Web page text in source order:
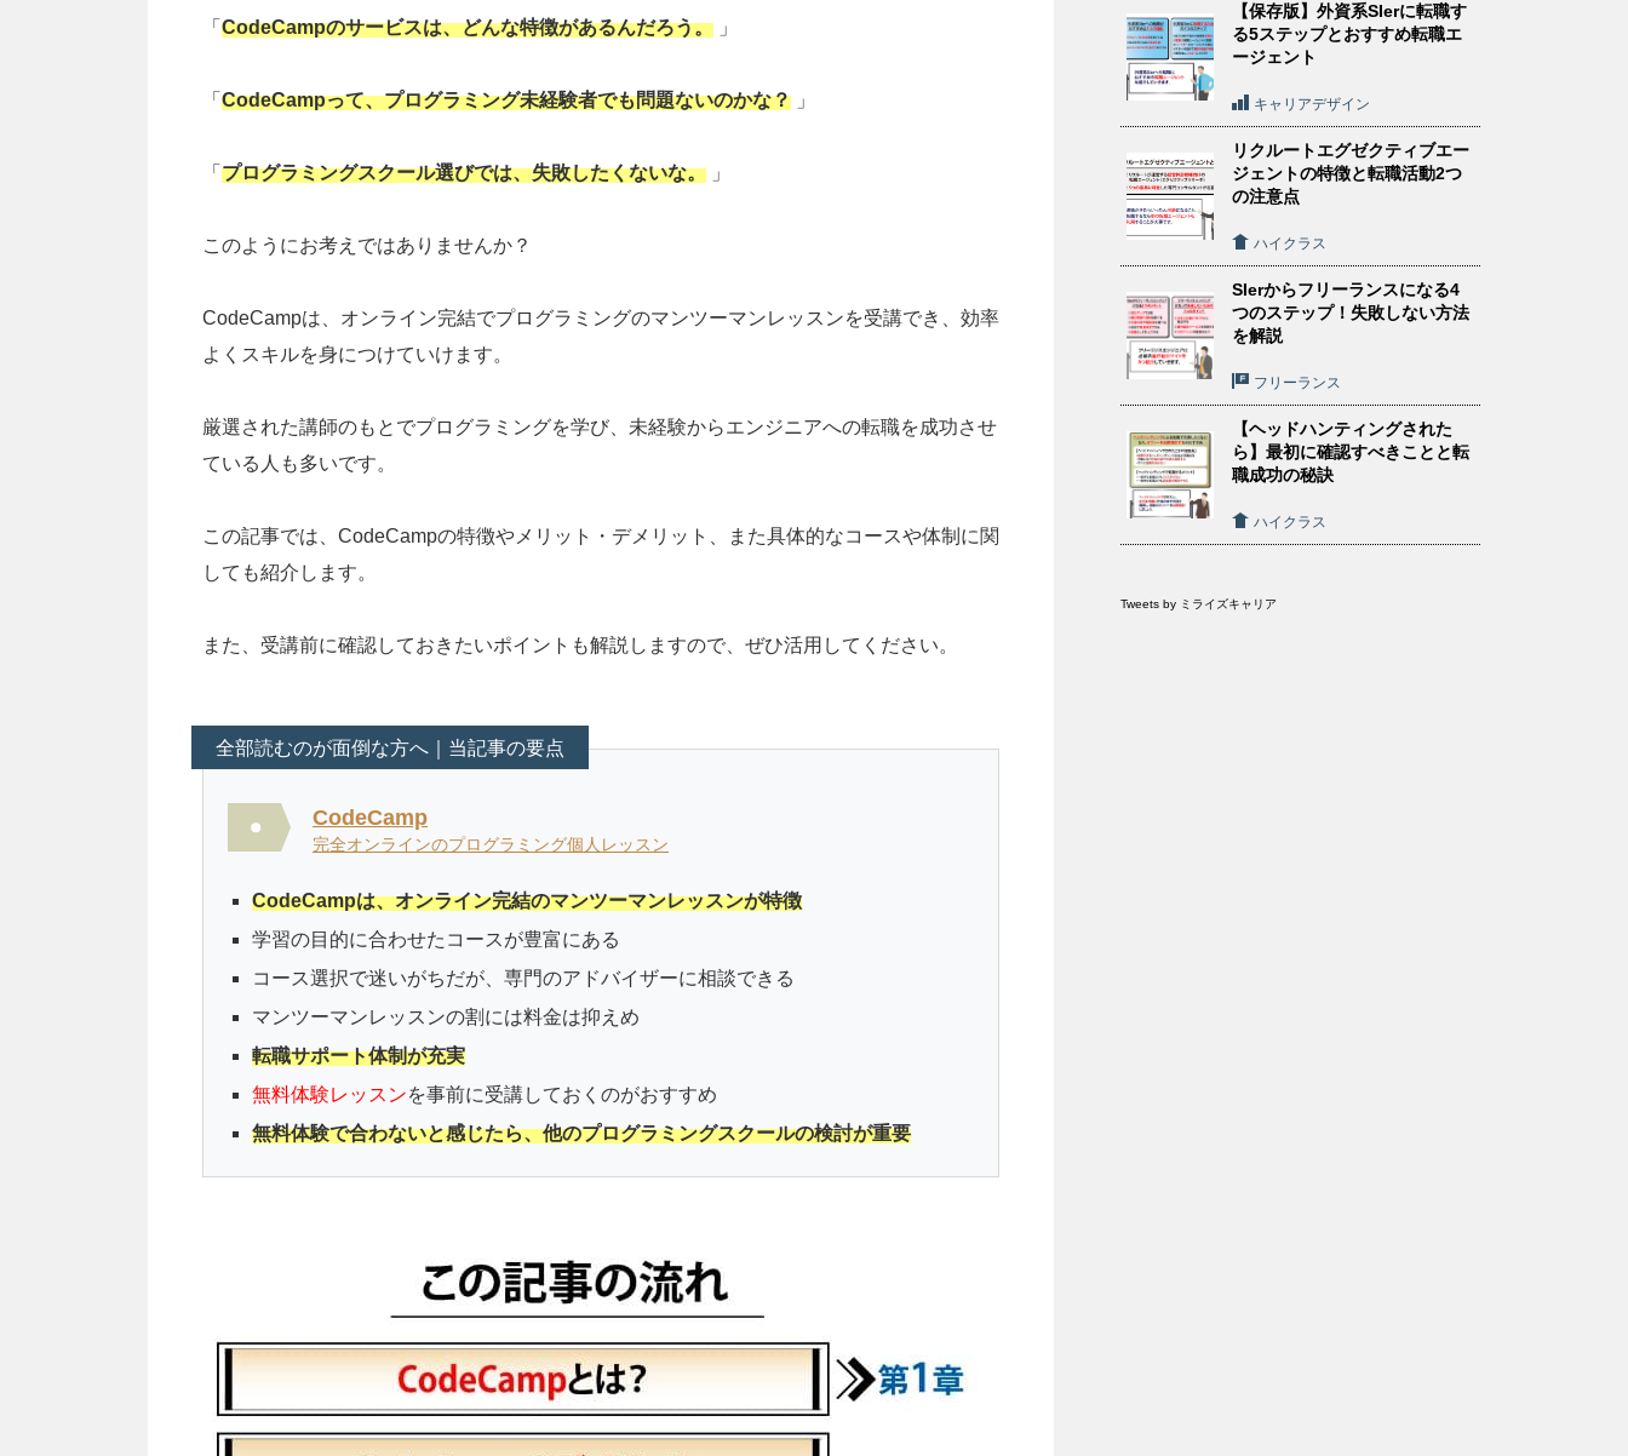
「 CodeCampのサービスは、どんな特徴があるんだろう。 」
「 CodeCampって、プログラミング未経験者でも問題ないのかな？ 」
「 プログラミングスクール選びでは、失敗したくないな。 」
このようにお考えではありませんか？
CodeCampは、オンライン完結でプログラミングのマンツーマンレッスンを受講でき、効率
よくスキルを身につけていけます。
厳選された講師のもとでプログラミングを学び、未経験からエンジニアへの転職を成功させ
ている人も多いです。
この記事では、 CodeCampの特徴やメリット・デメリット、また具体的なコースや体制に関
しても紹介します。
また、受講前に確認しておきたいポイントも解説しますので、ぜひ活用してください。
全部読むのが面倒な方へ｜当記事の要点
CodeCamp
完全オンラインのプログラミング個人レッスン
CodeCampは、オンライン完結のマンツーマンレッスンが特徴
学習の目的に合わせたコースが豊富にある
コース選択で迷いがちだが、専門のアドバイザーに相談できる
マンツーマンレッスンの割には料金は抑えめ
転職サポート体制が充実
無料体験レッスンを事前に受講しておくのがおすすめ
無料体験で合わないと感じたら、他のプログラミングスクールの検討が重要
【保存版】外資系SIerに転職す
る5ステップとおすすめ転職エ
ージェント
キャリアデザイン
リクルートエグゼクティブエー
ジェントの特徴と転職活動2つ
の注意点
ハイクラス
SIerからフリーランスになる4
つのステップ！失敗しない方法
を解説
フリーランス
【ヘッドハンティングされた
ら】最初に確認すべきことと転
職成功の秘訣
ハイクラス
Tweets by ミライズキャリア